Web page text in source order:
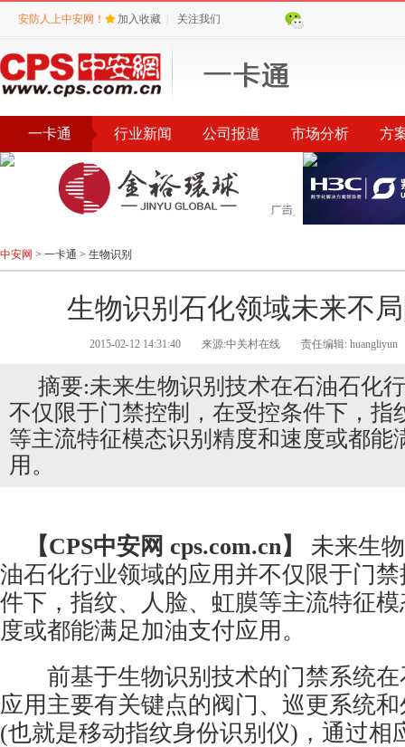
安防人上中安网！ 加入收藏 关注我们
一卡通 行业新闻 公司报道 市场分析 方
中安网 > 一卡通 > 生物识别
生物识别石化领域未来不
2015-02-12 14:31:40 来源:中关村在线 责任编辑: huangliyun
摘要:未来生物识别技术在石油石化
不仅限于门禁控制，在受控条件下，指
等主流特征模态识别精度和速度或都能
用。
【CPS中安网 cps.com.cn】 未来生
油石化行业领域的应用并不仅限于门
件下，指纹、人脸、虹膜等主流特征
度或都能满足加油支付应用。
前基于生物识别技术的门禁系统在
应用主要有关键点的阀门、巡更系统
(也就是移动指纹身份识别仪)，通过相